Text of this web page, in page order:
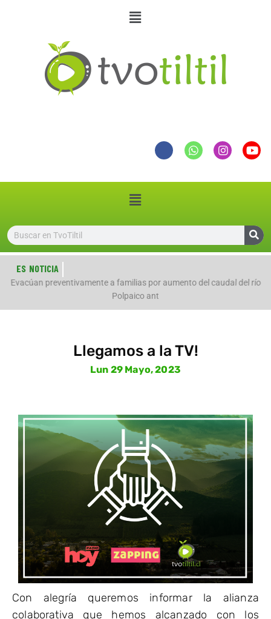
ES NOTICIA
Evacúan preventivamente a familias por aumento del caudal del río
Polpaico ant
Llegamos a la TV!
Lun 29 Mayo, 2023
Con alegría queremos informar la alianza
colaborativa que hemos alcanzado con los